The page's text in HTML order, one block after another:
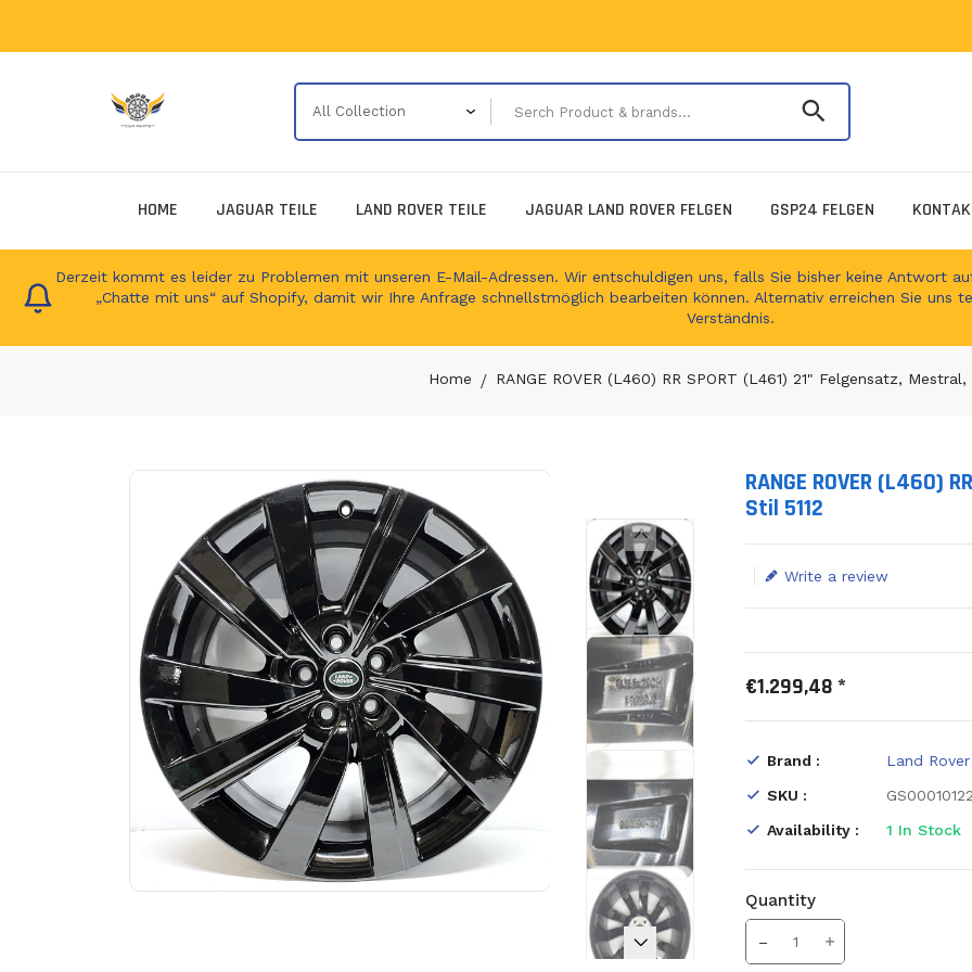
Serch Product &
HOME JAGUAR TEILE LAND ROVER TEILE JAGUAR LAND ROVER FELGEN GSP24 FELGEN
Derzeit kommt es leider zu Problemen mit unseren E-Mail-Adressen. Wir entschuldigen uns, falls Sie bisher keine Antwort
„Chatte mit uns“ auf Shopify, damit wir Ihre Anfrage schnellstmöglich bearbeiten können. Alternativ erreichen Sie uns
Verständnis.
Home RANGE ROVER (L460) RR SPORT (L461) 21" Felgensatz, Mestral,
RANGE ROVER (L460)
Stil 5112
Write a review
Translation missing:
€1.299,48 *
Brand :
Land Rover
SKU :
Availability :
1 In Stock
Quantity
Translation missing:
Increase Quantity